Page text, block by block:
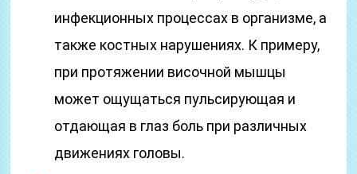
инфекционных процессах в организме, а
также костных нарушениях. К примеру,
при протяжении височной мышцы
может ощущаться пульсирующая и
отдающая в глаз боль при различных
движениях головы.